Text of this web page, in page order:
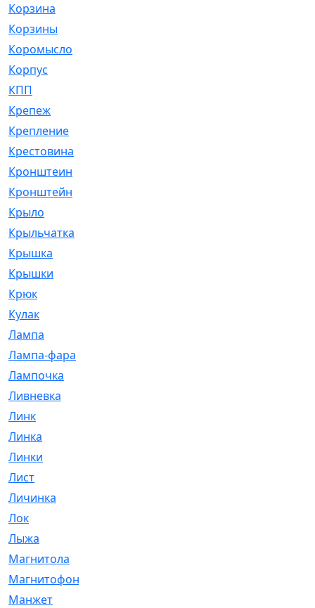
Корзина
Корзины
Коромысло
Корпус
КПП
Крепеж
Крепление
Крестовина
Кронштеин
Кронштейн
Крыло
Крыльчатка
Крышка
Крышки
Крюк
Кулак
Лампа
Лампа-фара
Лампочка
Ливневка
Линк
Линка
Линки
Лист
Личинка
Лок
Лыжа
Магнитола
Магнитофон
Манжет